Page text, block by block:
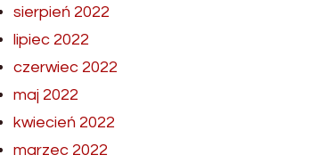
sierpień 2022
lipiec 2022
czerwiec 2022
maj 2022
kwiecień 2022
marzec 2022